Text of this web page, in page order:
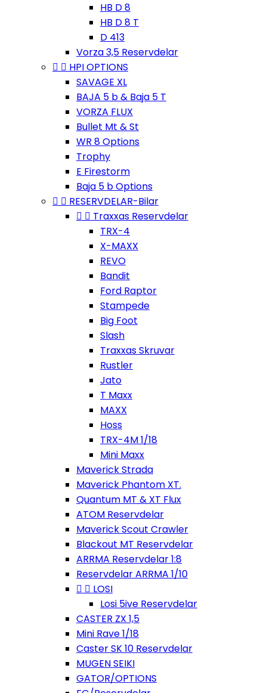
HB D 8
HB D 8 T
D 413
Vorza 3,5 Reservdelar
  HPI OPTIONS
SAVAGE XL
BAJA 5 b & Baja 5 T
VORZA FLUX
Bullet Mt & St
WR 8 Options
Trophy
E Firestorm
Baja 5 b Options
  RESERVDELAR-Bilar
  Traxxas Reservdelar
TRX-4
X-MAXX
REVO
Bandit
Ford Raptor
Stampede
Big Foot
Slash
Traxxas Skruvar
Rustler
Jato
T Maxx
MAXX
Hoss
TRX-4M 1/18
Mini Maxx
Maverick Strada
Maverick Phantom XT.
Quantum MT & XT Flux
ATOM Reservdelar
Maverick Scout Crawler
Blackout MT Reservdelar
ARRMA Reservdelar 1:8
Reservdelar ARRMA 1/10
  LOSI
Losi 5ive Reservdelar
CASTER ZX 1,5
Mini Rave 1/18
Caster SK 10 Reservdelar
MUGEN SEIKI
GATOR/OPTIONS